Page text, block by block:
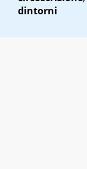
dintorni